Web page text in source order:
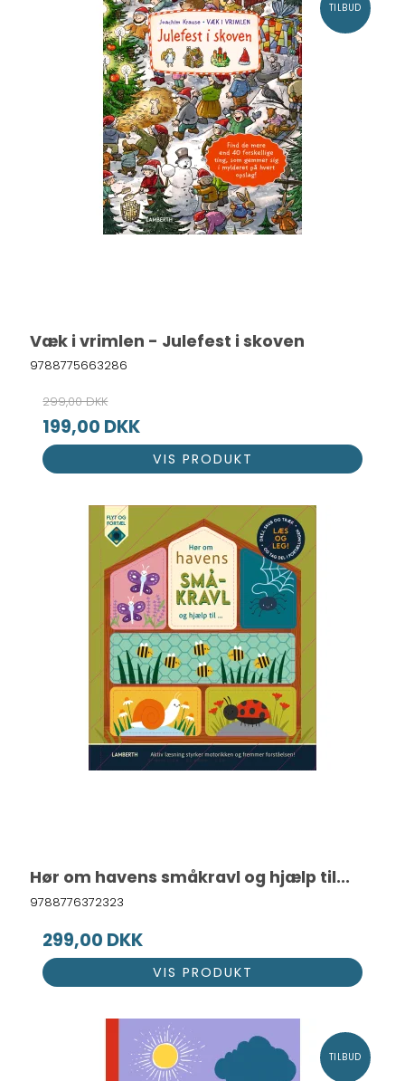
TILBUD
Væk i vrimlen - Julefest i skoven
9788775663286
299,00 DKK
199,00 DKK
VIS PRODUKT
Hør om havens småkravl og hjælp til...
9788776372323
299,00 DKK
VIS PRODUKT
TILBUD